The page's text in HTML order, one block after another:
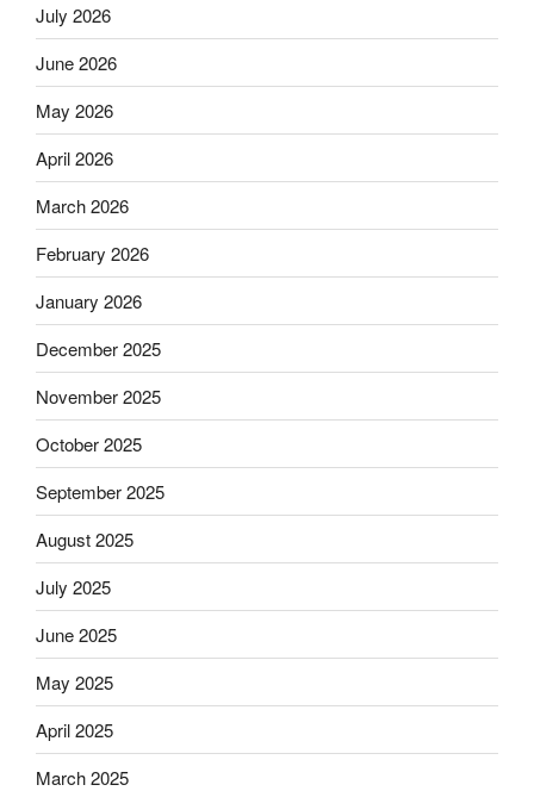
July 2026
June 2026
May 2026
April 2026
March 2026
February 2026
January 2026
December 2025
November 2025
October 2025
September 2025
August 2025
July 2025
June 2025
May 2025
April 2025
March 2025